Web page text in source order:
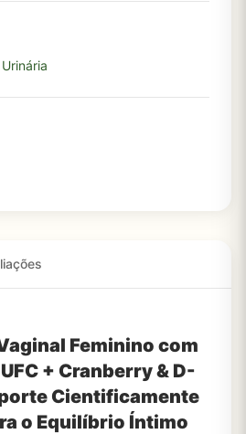
Feminino com
+ Cranberry & D-
Cientificamente
o Equilíbrio Íntimo